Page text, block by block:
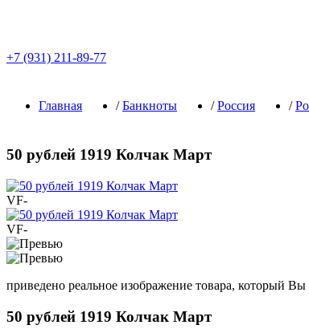
+7 (931) 211-89-77
Главная /Банкноты /Россия /
50 рублей 1919 Колчак Март
VF-
VF-
приведено реальное изображение товара, который Вы
50 рублей 1919 Колчак Март